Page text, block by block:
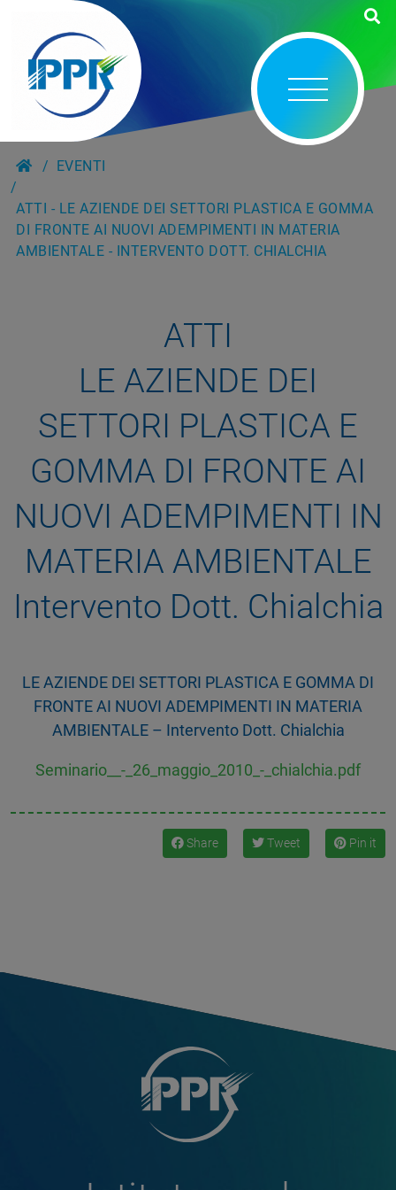
EVENTI
ATTI - LE AZIENDE DEI SETTORI PLASTICA E GOMMA
DI FRONTE AI NUOVI ADEMPIMENTI IN MATERIA
AMBIENTALE - INTERVENTO DOTT. CHIALCHIA
ATTI
LE AZIENDE DEI
SETTORI PLASTICA E
GOMMA DI FRONTE AI
NUOVI ADEMPIMENTI IN
MATERIA AMBIENTALE
Intervento Dott. Chialchia
LE AZIENDE DEI SETTORI PLASTICA E GOMMA DI
FRONTE AI NUOVI ADEMPIMENTI IN MATERIA
AMBIENTALE – Intervento Dott. Chialchia
Seminario__-_26_maggio_2010_-_chialchia.pdf
Share Tweet Pin it